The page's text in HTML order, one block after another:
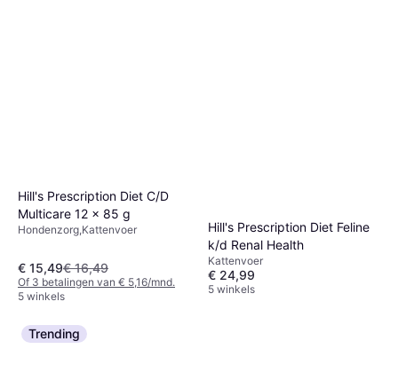
Hill's Prescription Diet C/D
Multicare 12 x 85 g
Hondenzorg,Kattenvoer
€ 15,49€ 16,49
Of 3 betalingen van € 5,16/mnd.
5 winkels
Hill's Prescription Diet Feline
k/d Renal Health
Kattenvoer
€ 24,99
5 winkels
Trending